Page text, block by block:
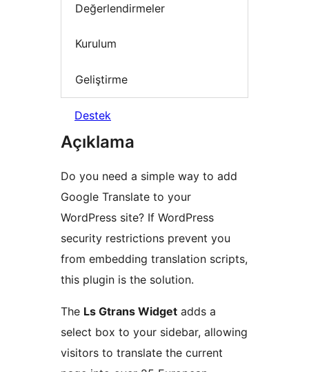
Değerlendirmeler
Kurulum
Geliştirme
Destek
Açıklama
Do you need a simple way to add
Google Translate to your
WordPress site? If WordPress
security restrictions prevent you
from embedding translation scripts,
this plugin is the solution.
The Ls Gtrans Widget adds a
select box to your sidebar, allowing
visitors to translate the current